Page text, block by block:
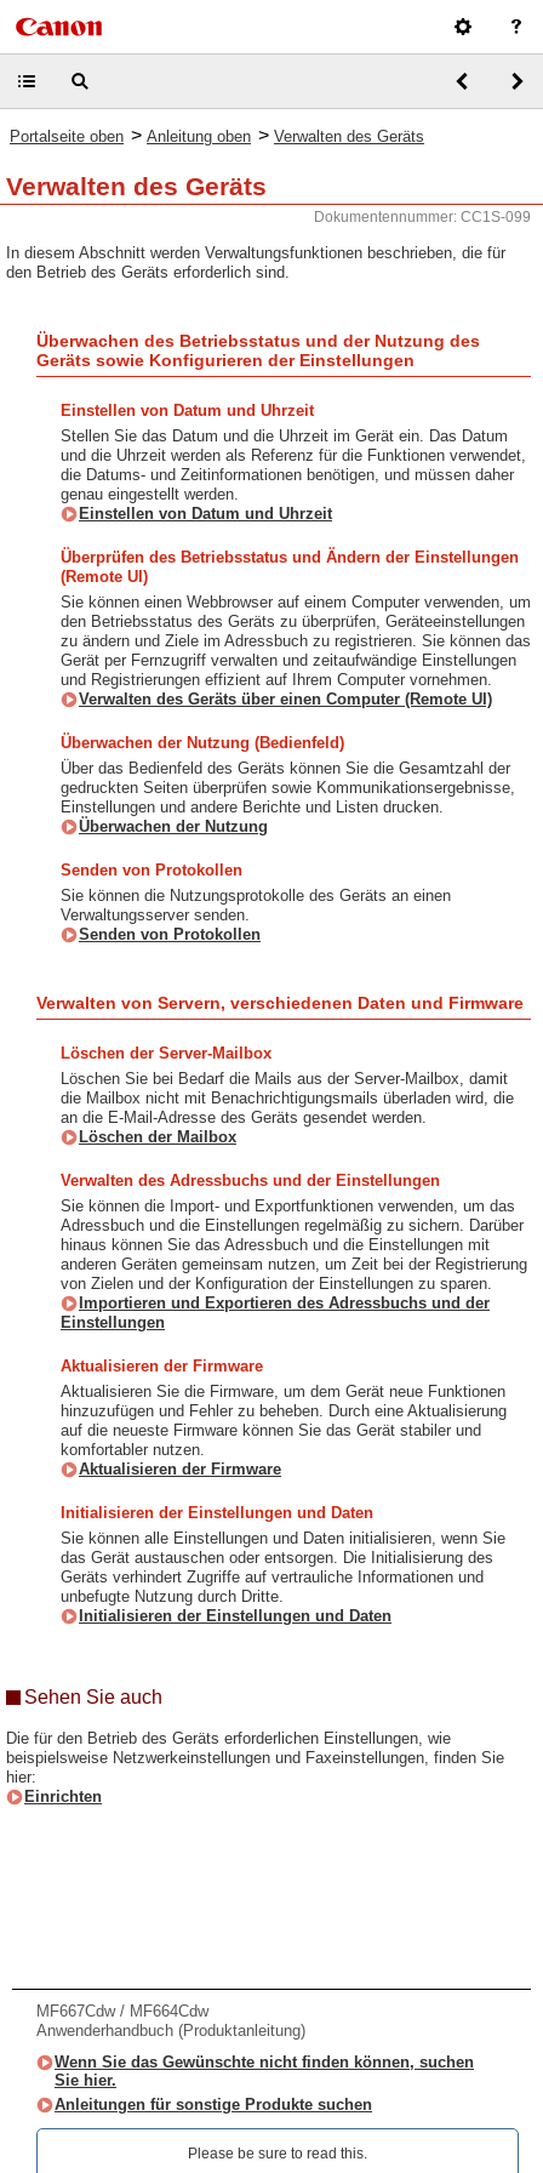
Portalseite oben > Anleitung oben > Verwalten des Geräts
Verwalten des Geräts
Dokumentennummer: CC1S-099
In diesem Abschnitt werden Verwaltungsfunktionen beschrieben, die für
den Betrieb des Geräts erforderlich sind.
Überwachen des Betriebsstatus und der Nutzung des
Geräts sowie Konfigurieren der Einstellungen
Einstellen von Datum und Uhrzeit
Stellen Sie das Datum und die Uhrzeit im Gerät ein. Das Datum
und die Uhrzeit werden als Referenz für die Funktionen verwendet,
die Datums- und Zeitinformationen benötigen, und müssen daher
genau eingestellt werden.
Einstellen von Datum und Uhrzeit
Überprüfen des Betriebsstatus und Ändern der Einstellungen
(Remote UI)
Sie können einen Webbrowser auf einem Computer verwenden, um
den Betriebsstatus des Geräts zu überprüfen, Geräteeinstellungen
zu ändern und Ziele im Adressbuch zu registrieren. Sie können das
Gerät per Fernzugriff verwalten und zeitaufwändige Einstellungen
und Registrierungen effizient auf Ihrem Computer vornehmen.
Verwalten des Geräts über einen Computer (Remote UI)
Überwachen der Nutzung (Bedienfeld)
Über das Bedienfeld des Geräts können Sie die Gesamtzahl der
gedruckten Seiten überprüfen sowie Kommunikationsergebnisse,
Einstellungen und andere Berichte und Listen drucken.
Überwachen der Nutzung
Senden von Protokollen
Sie können die Nutzungsprotokolle des Geräts an einen
Verwaltungsserver senden.
Senden von Protokollen
Verwalten von Servern, verschiedenen Daten und Firmware
Löschen der Server-Mailbox
Löschen Sie bei Bedarf die Mails aus der Server-Mailbox, damit
die Mailbox nicht mit Benachrichtigungsmails überladen wird, die
an die E-Mail-Adresse des Geräts gesendet werden.
Löschen der Mailbox
Verwalten des Adressbuchs und der Einstellungen
Sie können die Import- und Exportfunktionen verwenden, um das
Adressbuch und die Einstellungen regelmäßig zu sichern. Darüber
hinaus können Sie das Adressbuch und die Einstellungen mit
anderen Geräten gemeinsam nutzen, um Zeit bei der Registrierung
von Zielen und der Konfiguration der Einstellungen zu sparen.
Importieren und Exportieren des Adressbuchs und der
Einstellungen
Aktualisieren der Firmware
Aktualisieren Sie die Firmware, um dem Gerät neue Funktionen
hinzuzufügen und Fehler zu beheben. Durch eine Aktualisierung
auf die neueste Firmware können Sie das Gerät stabiler und
komfortabler nutzen.
Aktualisieren der Firmware
Initialisieren der Einstellungen und Daten
Sie können alle Einstellungen und Daten initialisieren, wenn Sie
das Gerät austauschen oder entsorgen. Die Initialisierung des
Geräts verhindert Zugriffe auf vertrauliche Informationen und
unbefugte Nutzung durch Dritte.
Initialisieren der Einstellungen und Daten
Sehen Sie auch
Die für den Betrieb des Geräts erforderlichen Einstellungen, wie
beispielsweise Netzwerkeinstellungen und Faxeinstellungen, finden Sie
hier:
Einrichten
MF667Cdw / MF664Cdw
Anwenderhandbuch (Produktanleitung)
Wenn Sie das Gewünschte nicht finden können, suchen
Sie hier.
Anleitungen für sonstige Produkte suchen
Please be sure to read this.‎